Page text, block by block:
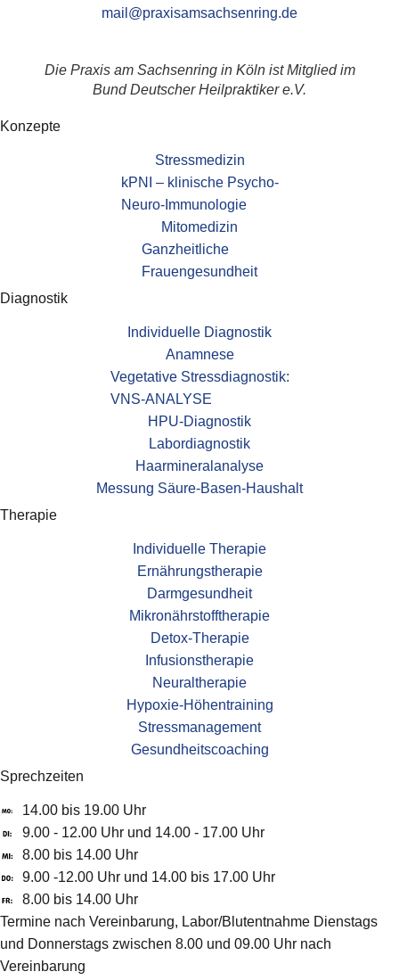
mail@praxisamsachsenring.de
Die Praxis am Sachsenring in Köln ist Mitglied im
Bund Deutscher Heilpraktiker e.V.
Konzepte
Stressmedizin
kPNI – klinische Psycho-
Neuro-Immunologie
Mitomedizin
Ganzheitliche
Frauengesundheit
Diagnostik
Individuelle Diagnostik
Anamnese
Vegetative Stressdiagnostik:
VNS-ANALYSE
HPU-Diagnostik
Labordiagnostik
Haarmineralanalyse
Messung Säure-Basen-Haushalt
Therapie
Individuelle Therapie
Ernährungstherapie
Darmgesundheit
Mikronährstofftherapie
Detox-Therapie
Infusionstherapie
Neuraltherapie
Hypoxie-Höhentraining
Stressmanagement
Gesundheitscoaching
Sprechzeiten
14.00 bis 19.00 Uhr
9.00 - 12.00 Uhr und 14.00 - 17.00 Uhr
8.00 bis 14.00 Uhr
9.00 -12.00 Uhr und 14.00 bis 17.00 Uhr
8.00 bis 14.00 Uhr
Termine nach Vereinbarung, Labor/Blutentnahme Dienstags
und Donnerstags zwischen 8.00 und 09.00 Uhr nach
Vereinbarung